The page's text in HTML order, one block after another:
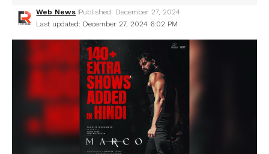
Last updated: December 27, 2024 6:02 PM
Web News Published: December 27, 2024